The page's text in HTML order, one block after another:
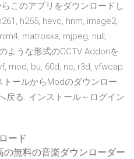
このアプリをダウンロードし
h265, hevc, hnm, image2,
matroska, mjpeg, null,
ような形式のCCTV Addonを
mod, bu, 60d, nc, r3d, vfwcap.
ールからModのダウンロー
戻る. インストール～ログイン
ード
無料の音楽ダウンローダー